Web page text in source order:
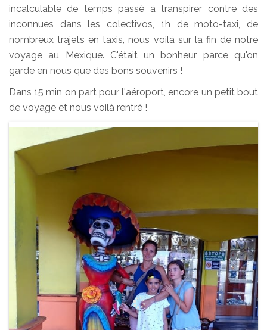
incalculable de temps passé à transpirer contre des
inconnues dans les colectivos, 1h de moto-taxi, de
nombreux trajets en taxis, nous voilà sur la fin de notre
voyage au Mexique. C'était un bonheur parce qu'on
garde en nous que des bons souvenirs !
Dans 15 min on part pour l'aéroport, encore un petit bout
de voyage et nous voilà rentré !